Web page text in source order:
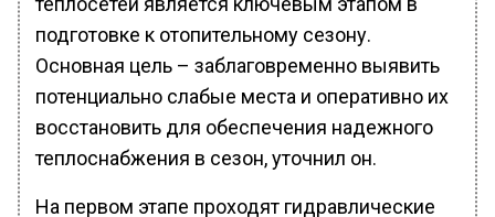
подготовке к отопительному сезону.
Основная цель – заблаговременно выявить
потенциально слабые места и оперативно их
восстановить для обеспечения надежного
теплоснабжения в сезон, уточнил он.
На первом этапе проходят гидравлические